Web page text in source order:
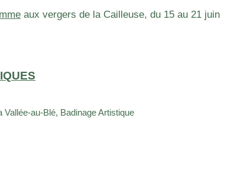
aux vergers de la Cailleuse, du 15 au 21 juin
Vallée-au-Blé, Badinage Artistique